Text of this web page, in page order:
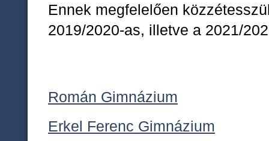
Ennek megfelelően
2019/2020-as, illetve a 2021/
Román Gimnázium
Erkel Ferenc Gimnázium